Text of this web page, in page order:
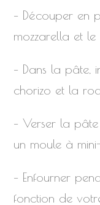
– Découper en
mozzarella et le
– Dans la pâte,
chorizo et la
– Verser la
un moule à mini-
– Enfourner
fonction de